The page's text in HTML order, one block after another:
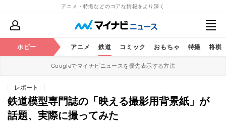
アニメ・特撮などのコアな情報をより深く
ホビー アニメ 鉄道 コミック おもちゃ 特撮 将棋
Googleでマイナビニュースを優先表示する方法
レポート
鉄道模型専門誌の「映える撮影用背景紙」が
話題、実際に撮ってみた